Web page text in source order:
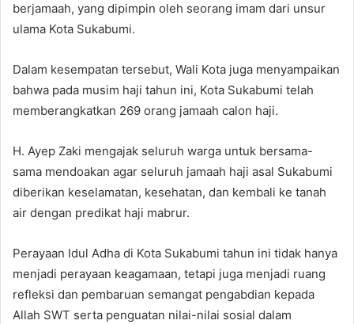
berjamaah, yang dipimpin oleh seorang imam dari unsur
ulama Kota Sukabumi.
Dalam kesempatan tersebut, Wali Kota juga menyampaikan
bahwa pada musim haji tahun ini, Kota Sukabumi telah
memberangkatkan 269 orang jamaah calon haji.
H. Ayep Zaki mengajak seluruh warga untuk bersama-
sama mendoakan agar seluruh jamaah haji asal Sukabumi
diberikan keselamatan, kesehatan, dan kembali ke tanah
air dengan predikat haji mabrur.
Perayaan Idul Adha di Kota Sukabumi tahun ini tidak hanya
menjadi perayaan keagamaan, tetapi juga menjadi ruang
refleksi dan pembaruan semangat pengabdian kepada
Allah SWT serta penguatan nilai-nilai sosial dalam